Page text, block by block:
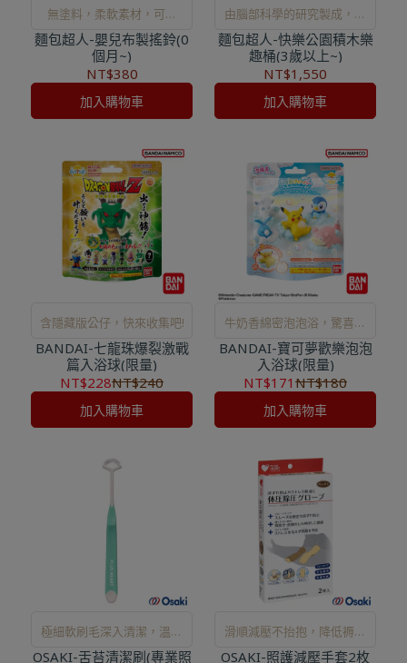
無塗料，柔軟素材，可水
洗。
麵包超人-嬰兒布製搖鈴(0
個月~)
NT$380
加入購物車
由腦部科學的研究製成，可
以實際體驗成就感達成的積
木系列。
麵包超人-快樂公園積木樂
趣桶(3歲以上~)
NT$1,550
加入購物車
含隱藏版公仔，快來收集吧!
BANDAI-七龍珠爆裂激戰
篇入浴球(限量)
NT$228NT$240
加入購物車
牛奶香綿密泡泡浴，驚喜公
仔等你收藏！
BANDAI-寶可夢歡樂泡泡
入浴球(限量)
NT$171NT$180
加入購物車
極細軟刷毛深入清潔，溫和
去除舌垢，口腔照護更安
OSAKI-舌苔清潔刷(專業照
滑順減壓不抬抱，降低褥瘡
風險，照護更輕鬆。
OSAKI-照護減壓手套2枚